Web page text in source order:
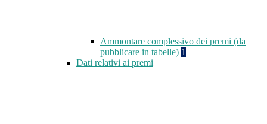
Ammontare complessivo dei premi (da
pubblicare in tabelle) 1
Dati relativi ai premi